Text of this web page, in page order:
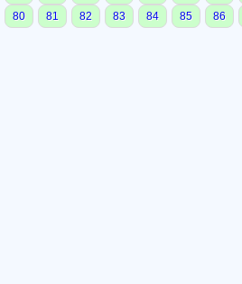
80
81 82 83 84 85 86